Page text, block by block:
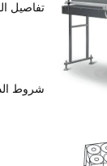
تفاصيل
شروط